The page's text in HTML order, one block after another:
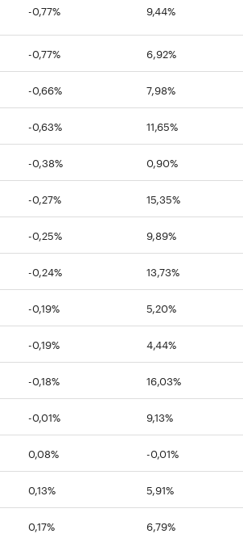
-0,77% 9,44%
-0,77% 6,92%
-0,66% 7,98%
-0,63% 11,65%
-0,38% 0,90%
-0,27% 15,35%
-0,25% 9,89%
-0,24% 13,73%
-0,19% 5,20%
-0,19% 4,44%
-0,18% 16,03%
-0,01% 9,13%
0,08% -0,01%
0,13% 5,91%
0,17% 6,79%